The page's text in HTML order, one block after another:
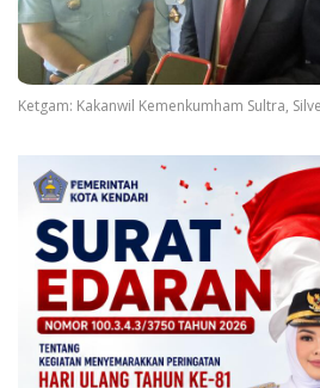
Ketgam: Kakanwil Kemenkumham Sultra,